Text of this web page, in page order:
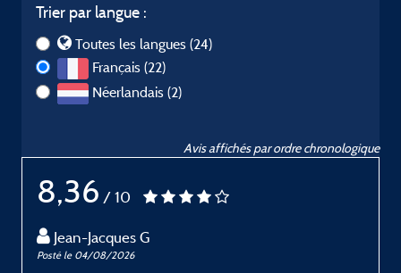
Trier par langue :
Toutes les langues (24)
Français (22)
Néerlandais (2)
Avis affichés par ordre chronologique
8,36 / 10
Jean-Jacques G
Posté le 04/08/2026